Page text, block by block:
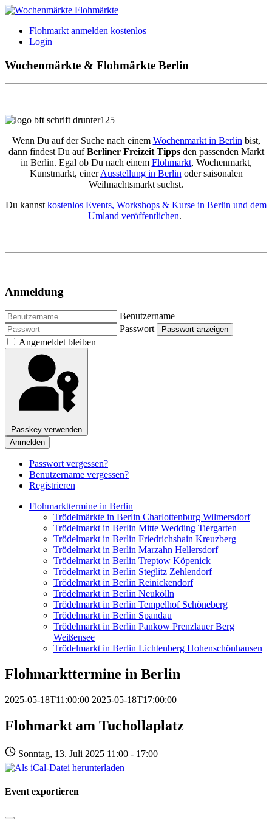
Flohmarkt anmelden kostenlos
Login
Wochenmärkte & Flohmärkte Berlin
Wenn Du auf der Suche nach einem Wochenmarkt in Berlinbist,
dann findest Du aufBerliner Freizeit Tippsden passenden Markt
in Berlin. Egal ob Du nach einem Flohmarkt, Wochenmarkt,
Kunstmarkt, einerAusstellung in Berlinoder saisonalen
Weihnachtsmarkt suchst.
Du kannstkostenlos Events, Workshops & Kurse in Berlin und dem
Umland veröffentlichen.
Anmeldung
Benutzername
Passwort
Passwort anzeigen
Angemeldet bleiben
Passkey verwenden
Anmelden
Passwort vergessen?
Benutzername vergessen?
Registrieren
Flohmarkttermine in Berlin
Trödelmärkte in Berlin Charlottenburg Wilmersdorf
Trödelmarkt in Berlin Mitte Wedding Tiergarten
Trödelmarkt in Berlin Friedrichshain Kreuzberg
Trödelmarkt in Berlin Marzahn Hellersdorf
Trödelmarkt in Berlin Treptow Köpenick
Trödelmarkt in Berlin Steglitz Zehlendorf
Trödelmarkt in Berlin Reinickendorf
Trödelmarkt in Berlin Neukölln
Trödelmarkt in Berlin Tempelhof Schöneberg
Trödelmarkt in Berlin Spandau
Trödelmarkt in Berlin Pankow Prenzlauer Berg
Weißensee
Trödelmarkt in Berlin Lichtenberg Hohenschönhausen
Flohmarkttermine in Berlin
2025-05-18T11:00:00 2025-05-18T17:00:00
Flohmarkt am Tuchollaplatz
Sonntag, 13. Juli 2025 11:00 - 17:00
Event exportieren